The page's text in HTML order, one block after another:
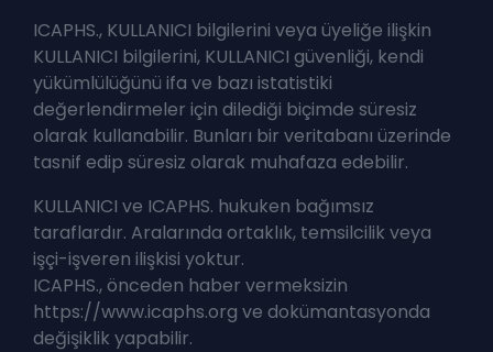
ICAPHS., KULLANICI bilgilerini veya üyeliğe ilişkin
KULLANICI bilgilerini, KULLANICI güvenliği, kendi
yükümlülüğünü ifa ve bazı istatistiki
değerlendirmeler için dilediği biçimde süresiz
olarak kullanabilir. Bunları bir veritabanı üzerinde
tasnif edip süresiz olarak muhafaza edebilir.
KULLANICI ve ICAPHS. hukuken bağımsız
taraflardır. Aralarında ortaklık, temsilcilik veya
işçi-işveren ilişkisi yoktur.
ICAPHS., önceden haber vermeksizin
https://www.icaphs.org ve dokümantasyonda
değişiklik yapabilir.